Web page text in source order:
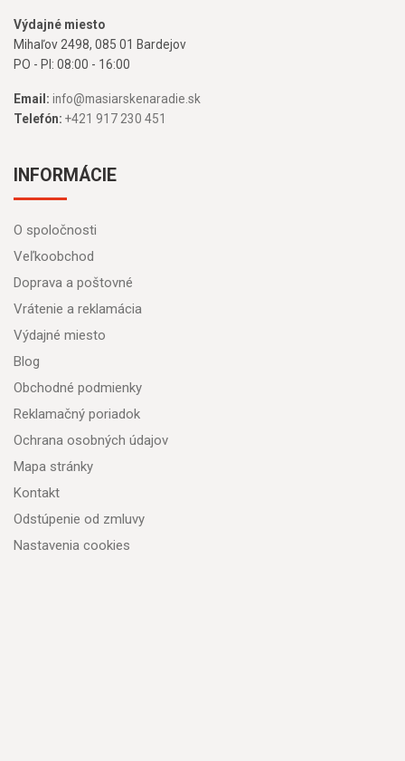
Výdajné miesto
Mihaľov 2498, 085 01 Bardejov
PO - PI: 08:00 - 16:00
Email: info@masiarskenaradie.sk
Telefón: +421 917 230 451
INFORMÁCIE
O spoločnosti
Veľkoobchod
Doprava a poštovné
Vrátenie a reklamácia
Výdajné miesto
Blog
Obchodné podmienky
Reklamačný poriadok
Ochrana osobných údajov
Mapa stránky
Kontakt
Odstúpenie od zmluvy
Nastavenia cookies